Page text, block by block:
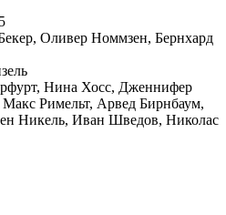
, Оливер Номмзен, Бернхард
, Нина Хосс, Дженнифер
Макс Римельт, Арвед Бирнбаум,
Никель, Иван Шведов, Николас